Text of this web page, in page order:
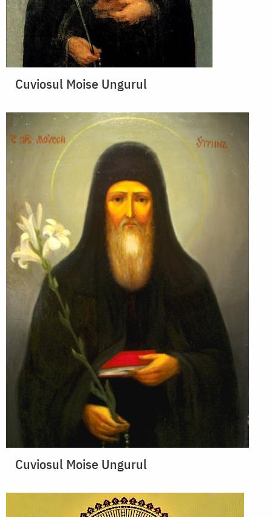
Cuviosul Moise Ungurul
Cuviosul Moise Ungurul